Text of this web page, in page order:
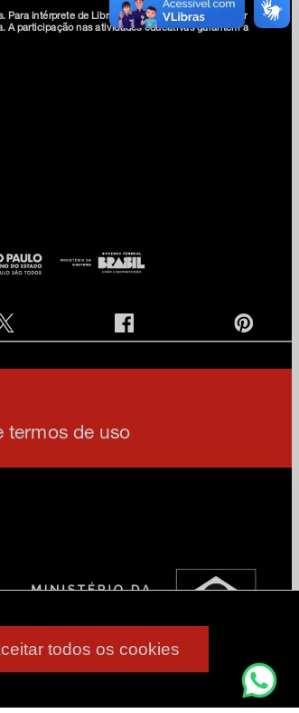
Para intérprete de Libras ou audiodescrição, solicitar
A participação nas atividades educativas garantem a
termos de uso
todos os cookies